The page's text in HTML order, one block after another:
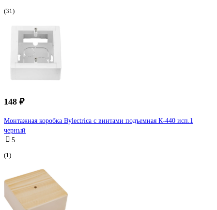
(31)
148 ₽
Монтажная коробка Bylectrica с винтами подъемная К-440 исп.1
черный
5
(1)